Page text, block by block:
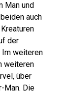
Man und
auch
der
Im weiteren
weiteren
über
Man. Die